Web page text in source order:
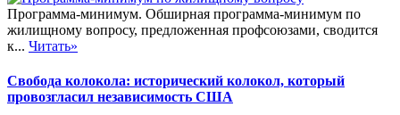
Программа-минимум. Обширная программа-минимум по
жилищному вопросу, предложенная профсоюзами, сводится
к... Читать»
Свобода колокола: исторический колокол, который
провозгласил независимость США